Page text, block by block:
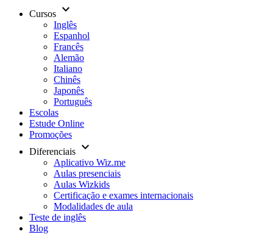
Cursos keyboard_arrow_down
Inglês
Espanhol
Francês
Alemão
Italiano
Chinês
Japonês
Português
Escolas
Estude Online
Promoções
Diferenciais keyboard_arrow_down
Aplicativo Wiz.me
Aulas presenciais
Aulas Wizkids
Certificação e exames internacionais
Modalidades de aula
Teste de inglês
Blog